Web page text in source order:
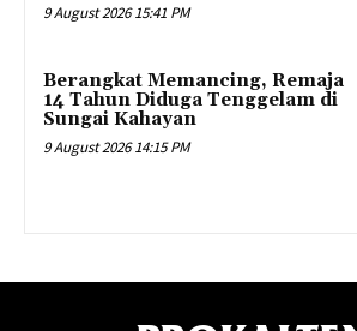
9 August 2026 15:41 PM
Berangkat Memancing, Remaja
14 Tahun Diduga Tenggelam di
Sungai Kahayan
9 August 2026 14:15 PM